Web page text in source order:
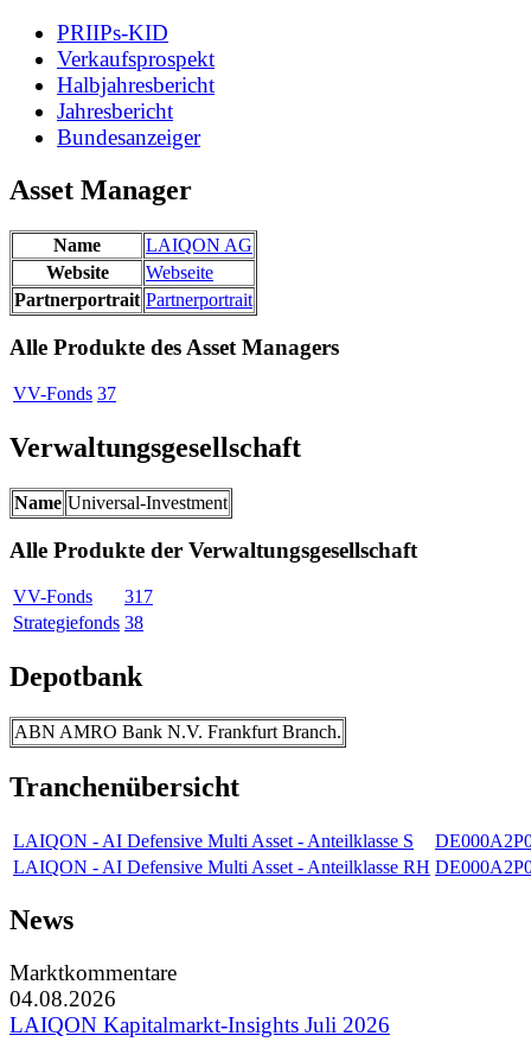
PRIIPs-KID
Verkaufsprospekt
Halbjahresbericht
Jahresbericht
Bundesanzeiger
Asset Manager
Name
LAIQON AG
Website
Webseite
Partnerportrait Partnerportrait
Alle Produkte des Asset Managers
VV-Fonds 37
Verwaltungsgesellschaft
Name Universal-Investment
Alle Produkte der Verwaltungsgesellschaft
VV-Fonds
317
Strategiefonds 38
Depotbank
ABN AMRO Bank N.V. Frankfurt Branch.
Tranchenübersicht
LAIQON - AI Defensive Multi Asset - Anteilklasse S
LAIQON - AI Defensive Multi Asset - Anteilklasse RH
News
Marktkommentare
04.08.2026
LAIQON Kapitalmarkt-Insights Juli 2026